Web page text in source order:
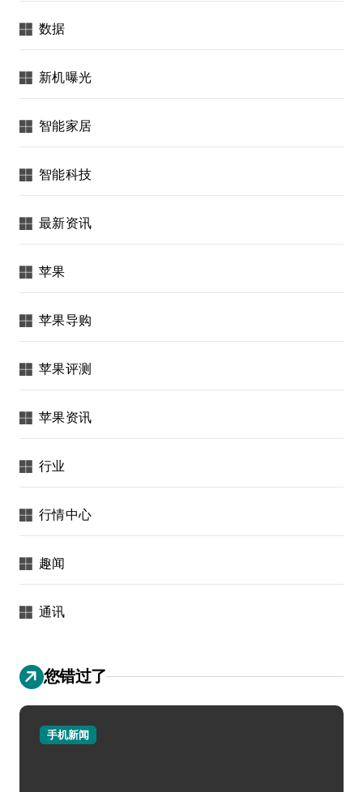
数据
新机曝光
智能家居
智能科技
最新资讯
苹果
苹果导购
苹果评测
苹果资讯
行业
行情中心
趣闻
通讯
您错过了
手机新闻